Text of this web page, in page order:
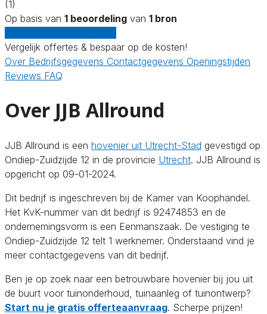
(1)
Op basis van 1 beoordeling van 1 bron
Vergelijk offertes & bespaar op de kosten!
Over Bedrijfsgegevens Contactgegevens Openingstijden
Reviews FAQ
Over JJB Allround
JJB Allround is een hovenier uit Utrecht-Stad gevestigd op
Ondiep-Zuidzijde 12 in de provincie Utrecht. JJB Allround is
opgericht op 09-01-2024.
Dit bedrijf is ingeschreven bij de Kamer van Koophandel.
Het KvK-nummer van dit bedrijf is 92474853 en de
ondernemingsvorm is een Eenmanszaak. De vestiging te
Ondiep-Zuidzijde 12 telt 1 werknemer. Onderstaand vind je
meer contactgegevens van dit bedrijf.
Ben je op zoek naar een betrouwbare hovenier bij jou uit
de buurt voor tuinonderhoud, tuinaanleg of tuinontwerp?
Start nu je gratis offerteaanvraag. Scherpe prijzen!